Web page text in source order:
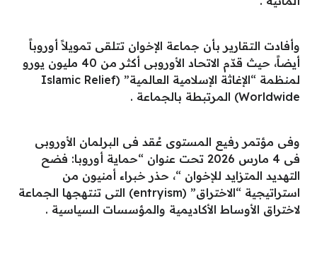
وأفادت التقارير بأن جماعة الإخوان تتلقى تمويلاً أوروباً
أيضاً، حيث قدّم الاتحاد الأوروبى أكثر من 40 مليون يورو
لمنظمة “الإغاثة الإسلامية العالمية” (Islamic Relief
Worldwide) المرتبطة بالجماعة .
وفى مؤتمر رفيع المستوى عُقد فى البرلمان الأوروبى
فى 4 مارس 2026 تحت عنوان “حماية أوروبا: فضح
التهديد المتزايد للإخوان “، حذر خبراء أمنيون من
استراتيجية “الاختراق” (entryism) التى تنتهجها الجماعة
لاختراق الأوساط الأكاديمية والمؤسسات السياسية .